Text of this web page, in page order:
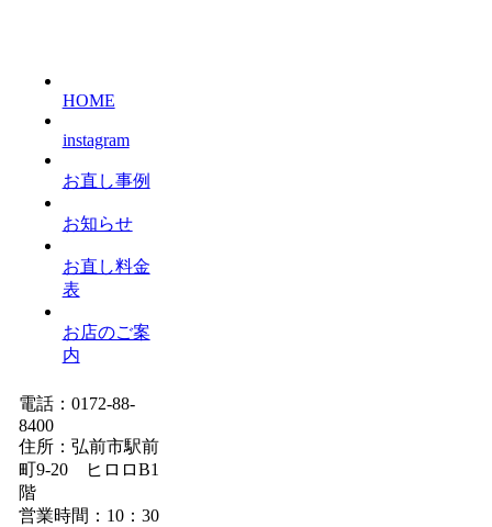
HOME
instagram
お直し事例
お知らせ
お直し料金
表
お店のご案
内
電話：0172-88-
8400
住所：弘前市駅前
町9-20 ヒロロB1
階
営業時間：10：30